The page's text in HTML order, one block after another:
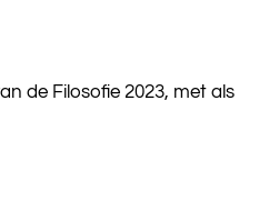
de Filosofie 2023, met als